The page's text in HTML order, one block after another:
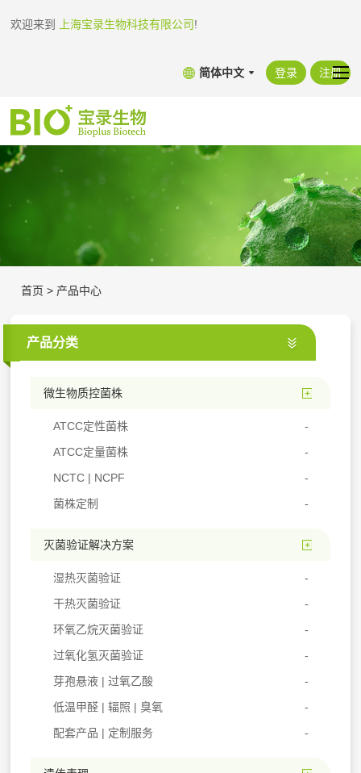
欢迎来到 上海宝录生物科技有限公司!
简体中文 登录 注册
首页 > 产品中心
产品分类
微生物质控菌株
ATCC定性菌株
ATCC定量菌株
NCTC | NCPF
菌株定制
灭菌验证解决方案
湿热灭菌验证
干热灭菌验证
环氧乙烷灭菌验证
过氧化氢灭菌验证
芽孢悬液 | 过氧乙酸
低温甲醛 | 辐照 | 臭氧
配套产品 | 定制服务